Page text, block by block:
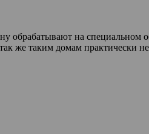
обрабатывают на специальном
же таким домам практически